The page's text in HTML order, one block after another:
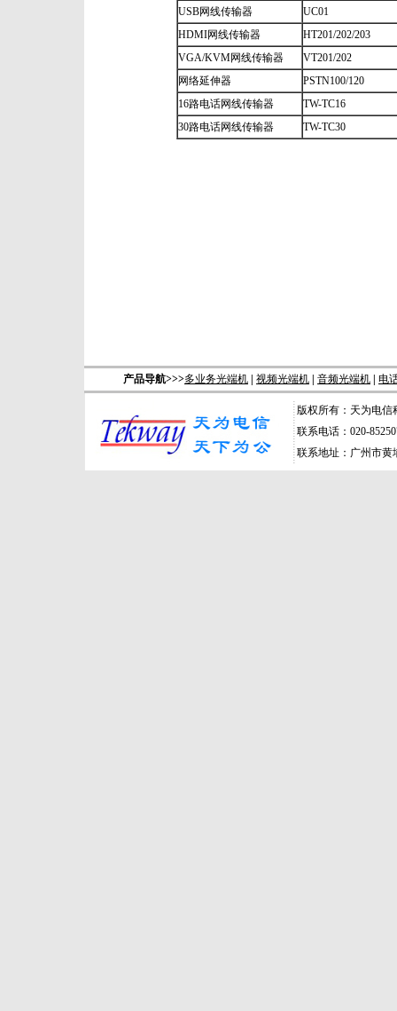
USB网线传输器
UC01
HDMI网线传输器
HT201/202/203
VGA/KVM网线传输器
VT201/202
网络延伸器
PSTN100/120
16路电话网线传输器
TW-TC16
30路电话网线传输器
TW-TC30
产品导航>>>多业务光端机 视频光端机 音频光端机 电
版权所有：天为电
联系电话：020-
联系地址：广州市黄